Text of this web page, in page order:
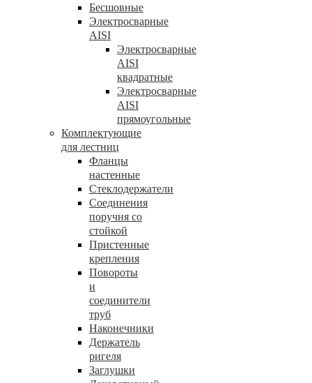
Бесшовные
Электросварные
AISI
Электросварные
AISI
квадратные
Электросварные
AISI
прямоугольные
Комплектующие
для лестниц
Фланцы
настенные
Стеклодержатели
Соединения
поручня со
стойкой
Пристенные
крепления
Повороты
и
соединители
труб
Наконечники
Держатель
ригеля
Заглушки